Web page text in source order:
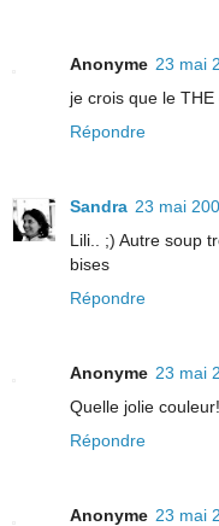
Anonyme 23 mai
je crois que le THE
Répondre
Sandra 23 mai
Lili.. ;) Autre soup
bises
Répondre
Anonyme 23 mai
Quelle jolie couleur!
Répondre
Anonyme 23 mai